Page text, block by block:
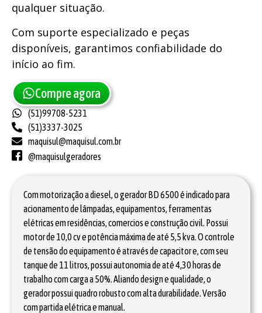
qualquer situação.
Com suporte especializado e peças
disponíveis, garantimos confiabilidade do
início ao fim.
Compre agora
(51)99708-5231
(51)3337-3025
maquisul@maquisul.com.br
@maquisulgeradores
Com motorização a diesel, o gerador BD 6500 é indicado para
acionamento de lâmpadas, equipamentos, ferramentas
elétricas em residências, comercios e construção civil. Possui
motor de 10,0 cv e potência máxima de até 5,5 kva. O controle
de tensão do equipamento é através de capacitor e, com seu
tanque de 11 litros, possui autonomia de até 4,30 horas de
trabalho com carga a 50%. Aliando design e qualidade, o
gerador possui quadro robusto com alta durabilidade. Versão
com partida elétrica e manual.